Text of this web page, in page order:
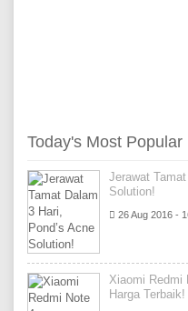
Today's Most Popular
Jerawat
Solution!
26 Aug 2016 -
Xiaomi Redmi
Harga Terbaik!